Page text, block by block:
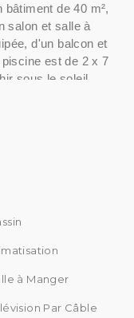
de 40 m²,
salon et salle à
d'un balcon et
est de 2 x 7
sous le soleil
Tumbak Bayuh
à Manger
Par Câble